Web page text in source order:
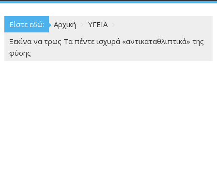
Είστε εδώ: Αρχική
ΥΓΕΙΑ
Ξεκίνα να τρως Τα πέντε ισχυρά «αντικαταθλιπτικά» της
φύσης